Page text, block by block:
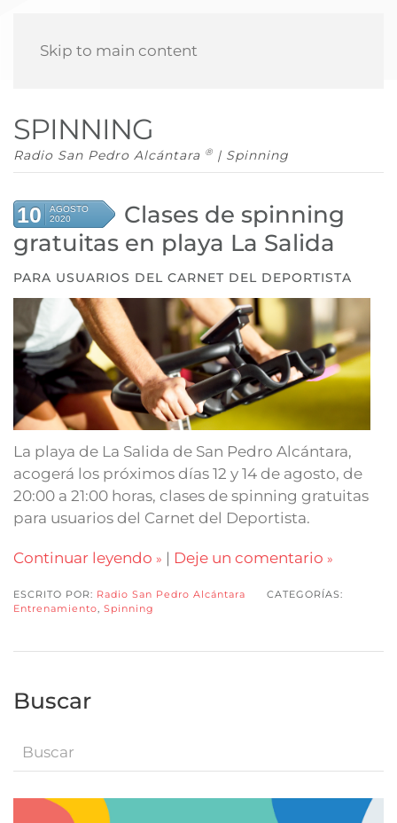
Skip to main content
SPINNING
Radio San Pedro Alcántara ® | Spinning
10
AGOSTO
2020
Clases de spinning
gratuitas en playa La Salida
PARA USUARIOS DEL CARNET DEL DEPORTISTA
La playa de La Salida de San Pedro Alcántara,
acogerá los próximos días 12 y 14 de agosto, de
20:00 a 21:00 horas, clases de spinning gratuitas
para usuarios del Carnet del Deportista.
Continuar leyendo | Deje un comentario
ESCRITO POR: Radio San Pedro Alcántara
CATEGORÍAS:
Entrenamiento, Spinning
Buscar